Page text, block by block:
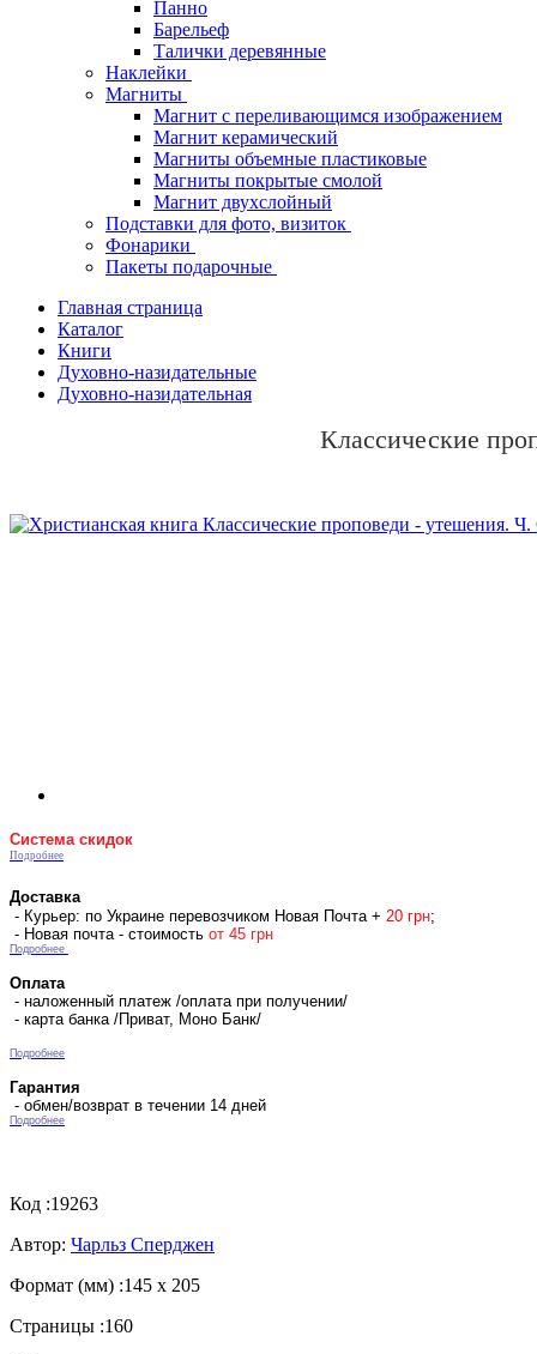
Панно
Барельеф
Талички деревянные
Наклейки
Магниты
Магнит с переливающимся изображением
Магнит керамический
Магниты объемные пластиковые
Магниты покрытые смолой
Магнит двухслойный
Подставки для фото, визиток
Фонарики
Пакеты подарочные
Главная страница
Каталог
Книги
Духовно-назидательные
Духовно-назидательная
Классические
Система скидок
Подробнее
Доставка
- Курьер: по Украине перевозчиком Новая Почта + 20 грн;
- Новая почта - стоимость от 45 грн
Подробнее
Оплата
- наложенный платеж /оплата при получении/
- карта банка /Приват, Моно Банк/
Подробнее
Гарантия
- обмен/возврат в течении 14 дней
Подробнее
Код :19263
Автор: Чарльз Сперджен
Формат (мм) :145 х 205
Страницы :160